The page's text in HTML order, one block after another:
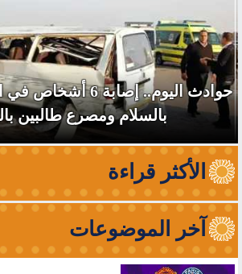
حوادث اليوم.. إصابة
بالسلام ومصرع طالبين
الأكثر قراءة
آخر الموضوعات